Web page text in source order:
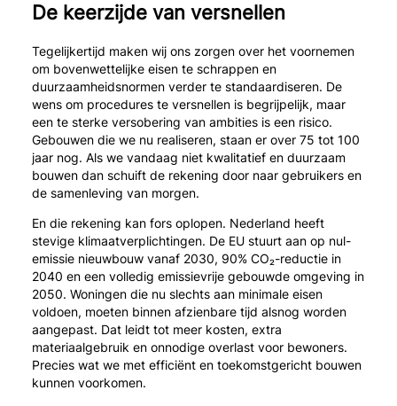
De keerzijde van versnellen
Tegelijkertijd maken wij ons zorgen over het voornemen
om bovenwettelijke eisen te schrappen en
duurzaamheidsnormen verder te standaardiseren. De
wens om procedures te versnellen is begrijpelijk, maar
een te sterke versobering van ambities is een risico.
Gebouwen die we nu realiseren, staan er over 75 tot 100
jaar nog. Als we vandaag niet kwalitatief en duurzaam
bouwen dan schuift de rekening door naar gebruikers en
de samenleving van morgen.
En die rekening kan fors oplopen. Nederland heeft
stevige klimaatverplichtingen. De EU stuurt aan op nul-
emissie nieuwbouw vanaf 2030, 90% CO₂-reductie in
2040 en een volledig emissievrije gebouwde omgeving in
2050. Woningen die nu slechts aan minimale eisen
voldoen, moeten binnen afzienbare tijd alsnog worden
aangepast. Dat leidt tot meer kosten, extra
materiaalgebruik en onnodige overlast voor bewoners.
Precies wat we met efficiënt en toekomstgericht bouwen
kunnen voorkomen.